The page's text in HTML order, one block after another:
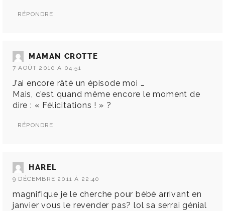
RÉPONDRE
MAMAN CROTTE
7 AOÛT 2010 À 04:51
J’ai encore râté un épisode moi …
Mais, c’est quand même encore le moment de
dire : « Félicitations ! » ?
RÉPONDRE
HAREL
9 DÉCEMBRE 2011 À 22:40
magnifique je le cherche pour bébé arrivant en
janvier vous le revender pas? lol sa serrai génial